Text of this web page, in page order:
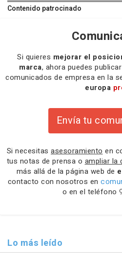
Contenido patrocinado
Si quieres mejorar el
marca, ahora puedes
comunicados de empresa en la
europa
Envía tu
Si necesitas asesoramiento en
tus notas de prensa o ampliar la
más allá de la página web de
contacto con nosotros en
o en el teléfono
Lo más leído